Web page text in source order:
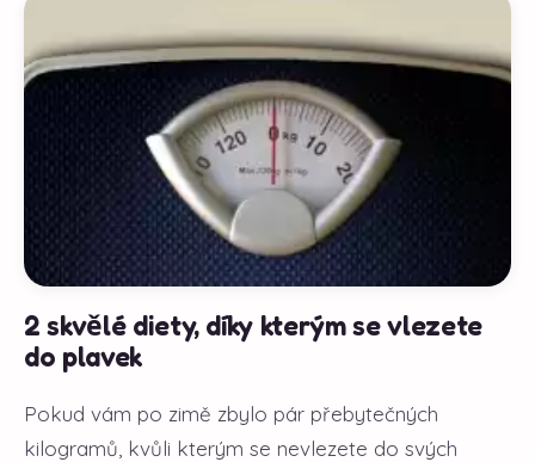
2 skvělé diety, díky kterým se vlezete
do plavek
Pokud vám po zimě zbylo pár přebytečných
kilogramů, kvůli kterým se nevlezete do svých